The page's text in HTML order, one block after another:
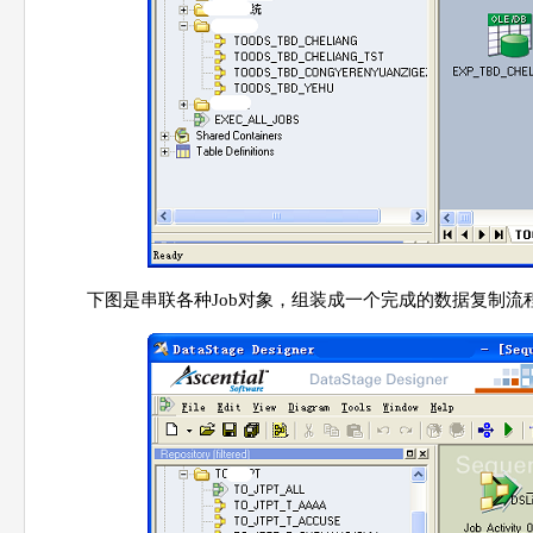
下图是串联各种Job对象，组装成一个完成的数据复制流